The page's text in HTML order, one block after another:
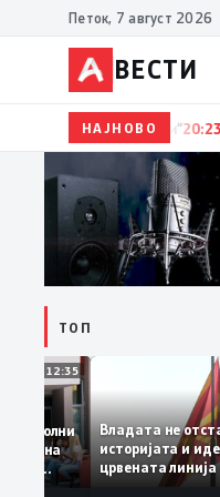
Петок, 7 август 2026
ВЕСТИ
НАЈНОВО20:24
ТОП
12:35
се задоволни
на
Владата не
историјата и
црвената
се погази